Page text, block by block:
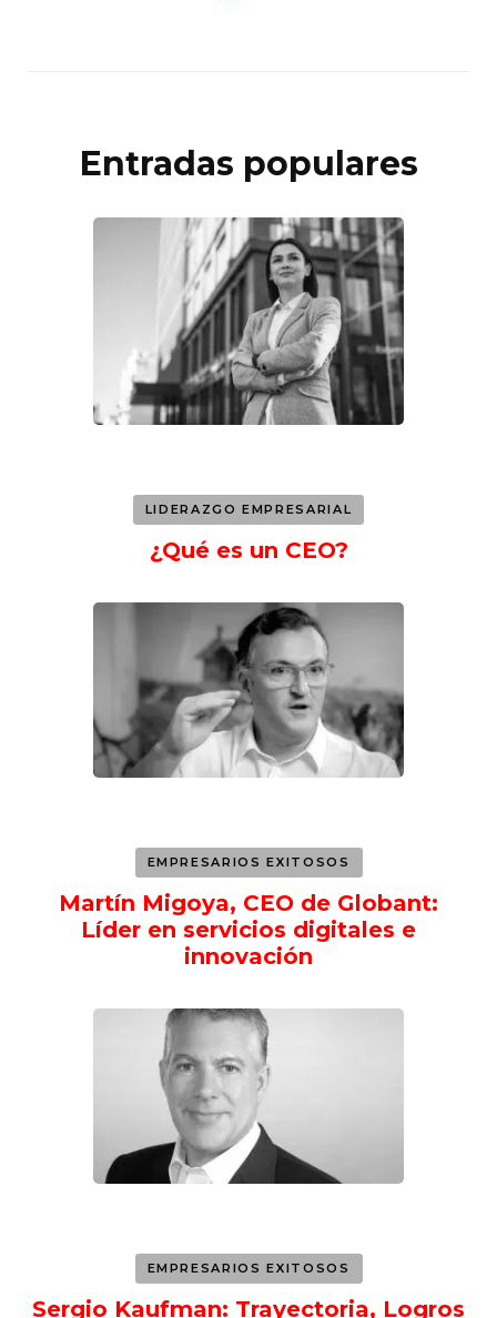
Entradas populares
LIDERAZGO EMPRESARIAL
¿Qué es un CEO?
EMPRESARIOS EXITOSOS
Martín Migoya, CEO de Globant:
Líder en servicios digitales e
innovación
EMPRESARIOS EXITOSOS
Sergio Kaufman: Trayectoria, Logros